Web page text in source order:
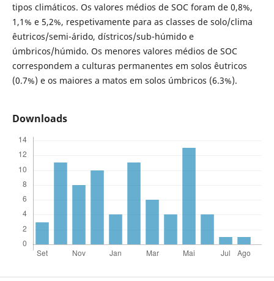
tipos climáticos. Os valores médios de SOC foram de 0,8%,
1,1% e 5,2%, respetivamente para as classes de solo/clima
êutricos/semi-árido, dístricos/sub-húmido e
úmbricos/húmido. Os menores valores médios de SOC
correspondem a culturas permanentes em solos êutricos
(0.7%) e os maiores a matos em solos úmbricos (6.3%).
Downloads